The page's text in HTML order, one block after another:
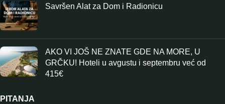
Savršen Alat za Dom i Radionicu
AKO VI JOŠ NE ZNATE GDE NA MORE, U
GRČKU! Hoteli u avgustu i septembru već od
415€
PITANJA